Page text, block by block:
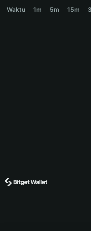
Español (Argentina)
Waktu 1m 5m 15m